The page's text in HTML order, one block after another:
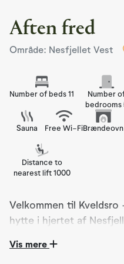
Aften fred
Område: Nesfjellet Vest
Number of beds 11
Number
bedrooms
Sauna Free Wi-FiBrændeovn
Distance to
nearest lift 1000
Velkommen til
hytte i hjertet af
Vis mere